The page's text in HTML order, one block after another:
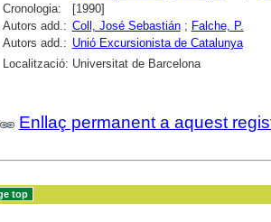
Cronologia:
[1990]
Autors add.: Coll, José Sebastián; Falche, P.
Autors add.: Unió Excursionista de Catalunya
Localització: Universitat de Barcelona
Enllaç permanent a aquest